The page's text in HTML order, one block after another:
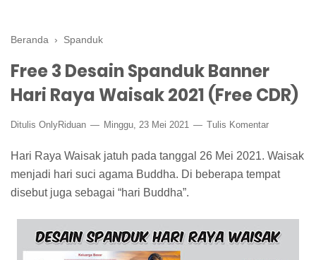
Beranda › Spanduk
Free 3 Desain Spanduk Banner
Hari Raya Waisak 2021 (Free CDR)
Ditulis OnlyRiduan Minggu, 23 Mei 2021 Tulis Komentar
Hari Raya Waisak jatuh pada tanggal 26 Mei 2021. Waisak
menjadi hari suci agama Buddha. Di beberapa tempat
disebut juga sebagai “hari Buddha”.